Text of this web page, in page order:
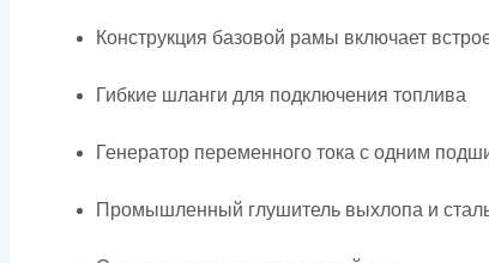
Конструкция базовой рамы включает
Гибкие шланги для подключения топлива
Генератор переменного тока с одним
Промышленный глушитель выхлопа и